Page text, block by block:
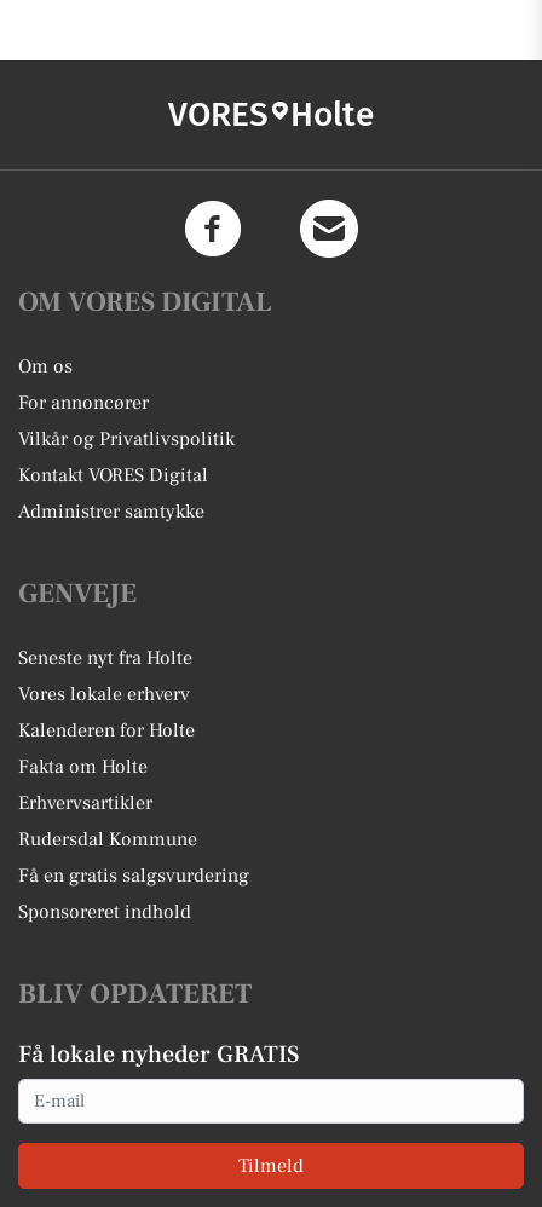
VORES Holte
OM VORES DIGITAL
Om os
For annoncører
Vilkår og Privatlivspolitik
Kontakt VORES Digital
Administrer samtykke
GENVEJE
Seneste nyt fra Holte
Vores lokale erhverv
Kalenderen for Holte
Fakta om Holte
Erhvervsartikler
Rudersdal Kommune
Få en gratis salgsvurdering
Sponsoreret indhold
BLIV OPDATERET
Få lokale nyheder GRATIS
Email
Tilmeld